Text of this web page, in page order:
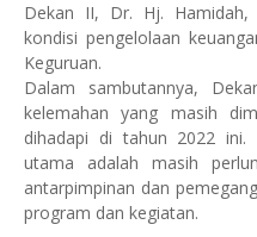
Dekan II, Dr. Hj. Hamidah,
kondisi pengelolaan
Keguruan.
Dalam sambutannya,
kelemahan yang masih
dihadapi di tahun 2022
utama adalah masih
antarpimpinan dan
program dan kegiatan.